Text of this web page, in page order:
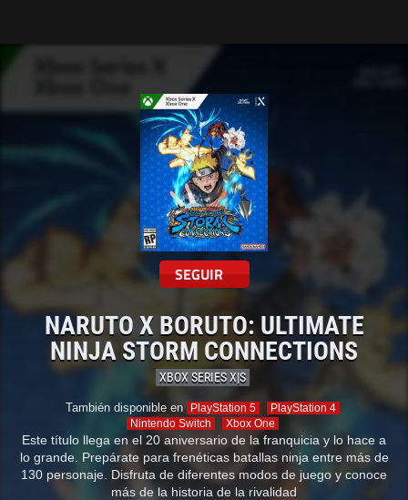
SEGUIR
NARUTO X BORUTO: ULTIMATE
NINJA STORM CONNECTIONS
XBOX SERIES X|S
También disponible en PlayStation 5
PlayStation 4
Nintendo Switch
Xbox One
Este título llega en el 20 aniversario de la franquicia y lo hace a
lo grande. Prepárate para frenéticas batallas ninja entre más de
130 personaje. Disfruta de diferentes modos de juego y conoce
más de la historia de la rivalidad